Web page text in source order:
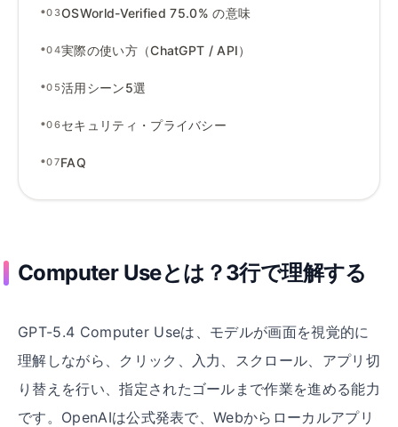
•03OSWorld-Verified 75.0% の意味
•04実際の使い方（ChatGPT / API）
•05活用シーン5選
•06セキュリティ ・ プライバシー
•07FAQ
Computer Useとは ？3行で理解する
GPT-5.4 Computer Useは、モデルが画面を視覚的に
理解しながら、クリック、入力、スクロール、アプリ切
り替えを行い、指定されたゴールまで作業を進める能力
です。OpenAIは公式発表で、Webからローカルアプリ